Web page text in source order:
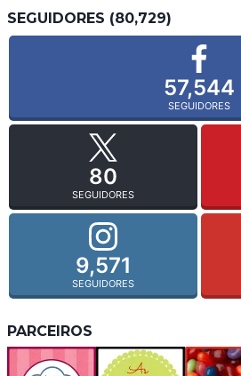
SEGUIDORES (80,729)
57,544
SEGUIDORES
80
SEGUIDORES
9,571
SEGUIDORES
PARCEIROS